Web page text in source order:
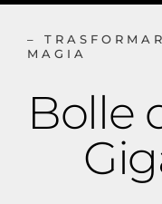
–
MAGIA
Bolle